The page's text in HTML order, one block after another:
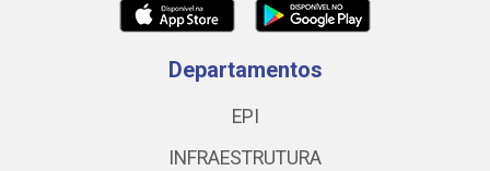
Departamentos
EPI
INFRAESTRUTURA